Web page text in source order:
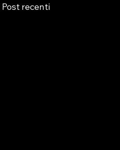
Post recenti